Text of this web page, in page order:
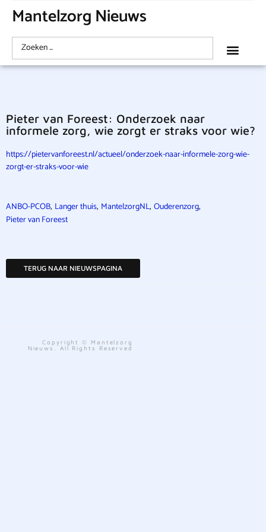
Mantelzorg Nieuws
Pieter van Foreest: Onderzoek naar
informele zorg, wie zorgt er straks voor wie?
https://pietervanforeest.nl/actueel/onderzoek-naar-informele-zorg-wie-
zorgt-er-straks-voor-wie
ANBO-PCOB, Langer thuis, MantelzorgNL, Ouderenzorg,
Pieter van Foreest
TERUG NAAR NIEUWSPAGINA
Copyright © Mantelzorg
Nieuws. All Rights Reserved